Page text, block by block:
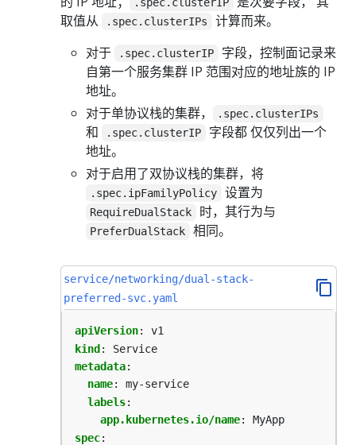
取值从
.spec.clusterIPs
计算而来。
对于
.spec.clusterIP
字段，控制面记录来
自第一个服务集群 IP 范围对应的地址族的 IP
地址。
对于单协议栈的集群，
.spec.clusterIPs
和 .spec.clusterIP
字段都 仅仅列出一个
地址。
对于启用了双协议栈的集群，将
.spec.ipFamilyPolicy 设置为
RequireDualStack 时，其行为与
PreferDualStack 相同。
service/networking/dual-stack-
preferred-svc.yaml
apiVersion:
v1
kind :
Service
metadata:
name:
my-service
labels:
app.kubernetes.io/name:
MyApp
spec: